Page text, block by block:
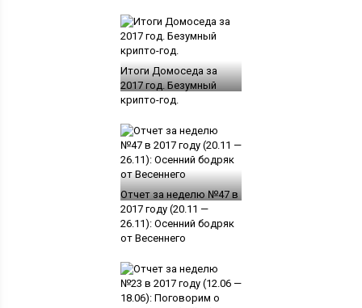
Итоги Домоседа за
2017 год. Безумный
крипто-год.
Отчет за неделю №47 в
2017 году (20.11 —
26.11): Осенний бодряк
от Весеннего